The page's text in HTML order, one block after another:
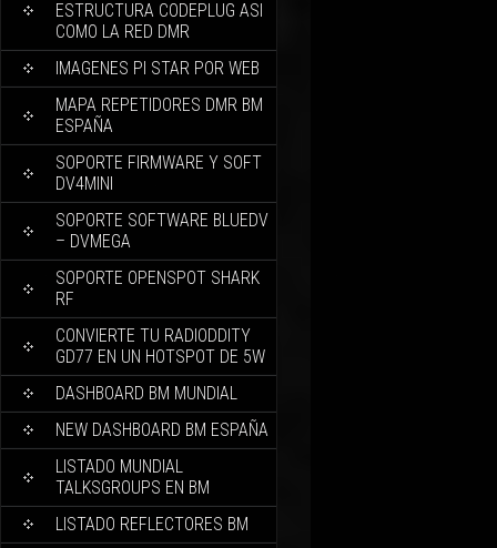
ESTRUCTURA CODEPLUG ASI
COMO LA RED DMR
IMAGENES PI STAR POR WEB
MAPA REPETIDORES DMR BM
ESPAÑA
SOPORTE FIRMWARE Y SOFT
DV4MINI
SOPORTE SOFTWARE BLUEDV
– DVMEGA
SOPORTE OPENSPOT SHARK
RF
CONVIERTE TU RADIODDITY
GD77 EN UN HOTSPOT DE 5W
DASHBOARD BM MUNDIAL
NEW DASHBOARD BM ESPAÑA
LISTADO MUNDIAL
TALKSGROUPS EN BM
LISTADO REFLECTORES BM